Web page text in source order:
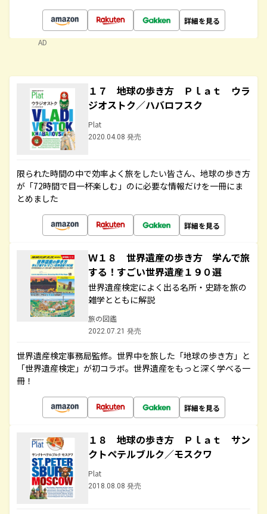
詳細を見る
AD
１７ 地球の歩き方 Ｐｌａｔ ウラ
ジオストク／ハバロフスク
Plat
2020.04.08 発売
限られた時間の中で効率よく旅をしたい皆さん、地球の歩き方
が「72時間で目一杯楽しむ」のに必要な情報だけを一冊にま
とめました
詳細を見る
Ｗ１８ 世界遺産の歩き方 学んで旅
する！すごい世界遺産１９０選
世界遺産検定によく出る名所・史跡を旅の
雑学とともに解説
旅の図鑑
2022.07.21 発売
世界遺産検定事務局監修。世界中を旅した「地球の歩き方」と
「世界遺産検定」が初コラボ。世界遺産をもっと深く学べる一
冊！
詳細を見る
１８ 地球の歩き方 Ｐｌａｔ サン
クトペテルブルク／モスクワ
Plat
2018.08.08 発売